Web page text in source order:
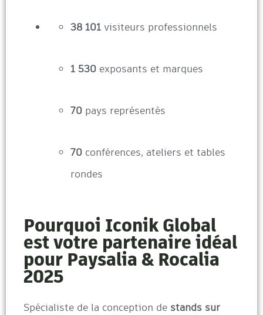
38 101 visiteurs professionnels
1 530 exposants et marques
70 pays représentés
70 conférences, ateliers et tables
rondes
Pourquoi Iconik Global
est votre partenaire idéal
pour Paysalia & Rocalia
2025
Spécialiste de la conception de stands sur